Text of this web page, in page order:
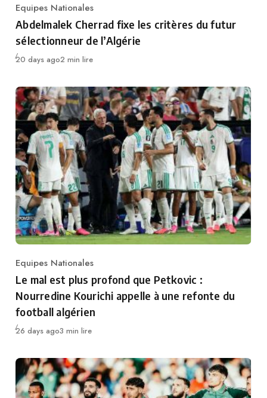
Category
Equipes Nationales
Abdelmalek Cherrad fixe les critères du futur
sélectionneur de l’Algérie
Publié
20 days ago2 min lire
Category
Equipes Nationales
Le mal est plus profond que Petkovic :
Nourredine Kourichi appelle à une refonte du
football algérien
Publié
26 days ago3 min lire